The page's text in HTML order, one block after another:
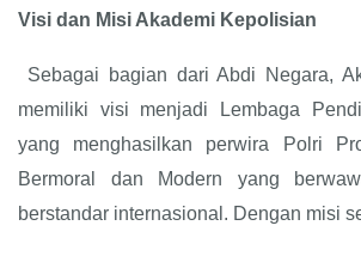
Visi dan Misi Akademi Kepolisian
Sebagai bagian dari Abdi Negara,
memiliki visi menjadi Lembaga
yang menghasilkan perwira Polri
Bermoral dan Modern yang
berstandar internasional. Dengan misi